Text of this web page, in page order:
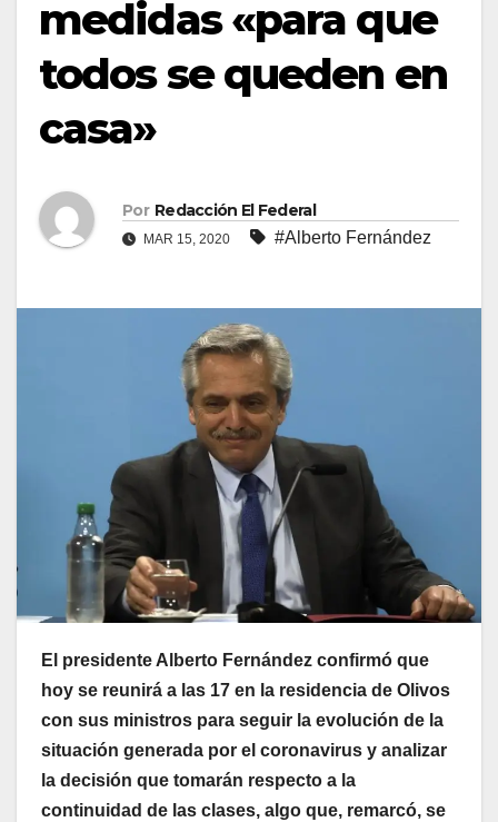
medidas «para que
todos se queden en
casa»
Por Redacción El Federal
MAR 15, 2020 #Alberto Fernández
El presidente Alberto Fernández confirmó que
hoy se reunirá a las 17 en la residencia de Olivos
con sus ministros para seguir la evolución de la
situación generada por el coronavirus y analizar
la decisión que tomarán respecto a la
continuidad de las clases, algo que, remarcó, se